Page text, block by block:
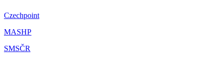
Czechpoint
MASHP
SMSČR